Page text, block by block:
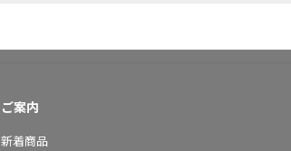
ご案内
新着商品